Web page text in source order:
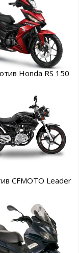
Honda RS 150
CFMOTO Leader